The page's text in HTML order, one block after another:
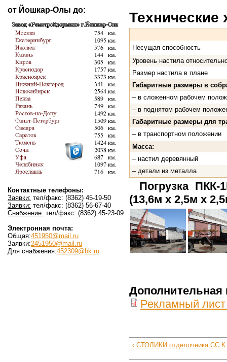
от Йошкар-Олы до:
Контактные телефоны:
Заявки: тел/факс: (8362) 45-19-50
Заявки: тел/факс: (8362) 56-67-40
Снабжение: тел/факс: (8362) 45-23-09
Электронная почта:
Общая:451950@mail.ru
Заявки:2451950@mail.ru
Для снабжения:452309@bk.ru
Технические
Несущая способность
Уровень настила
Размер настила в плане
Габаритные размеры в
– в сложенном рабочем
– в поднятом рабочем
Габаритные размеры для
– в транcпортном положении
Масса:
– настил деревянный
– детали из металла
Погрузка
(13,6м х 2,5м х
Рекламный
‹ СТОЛИКИ отделочника СС.К